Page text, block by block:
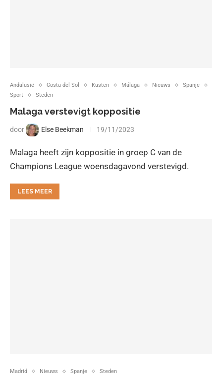
Andalusië Costa del Sol Kusten Málaga Nieuws
Spanje
Sport
Steden
Malaga verstevigt koppositie
door Else Beekman 19/11/2023
Malaga heeft zijn koppositie in groep C van de
Champions League woensdagavond verstevigd.
LEES MEER
Madrid Nieuws Spanje Steden